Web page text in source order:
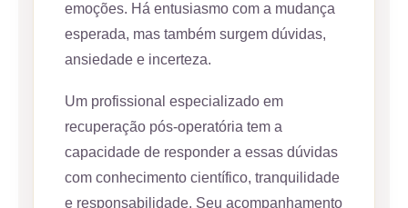
emoções. Há entusiasmo com a mudança
esperada, mas também surgem dúvidas,
ansiedade e incerteza.
Um profissional especializado em
recuperação pós-operatória tem a
capacidade de responder a essas dúvidas
com conhecimento científico, tranquilidade
e responsabilidade. Seu acompanhamento